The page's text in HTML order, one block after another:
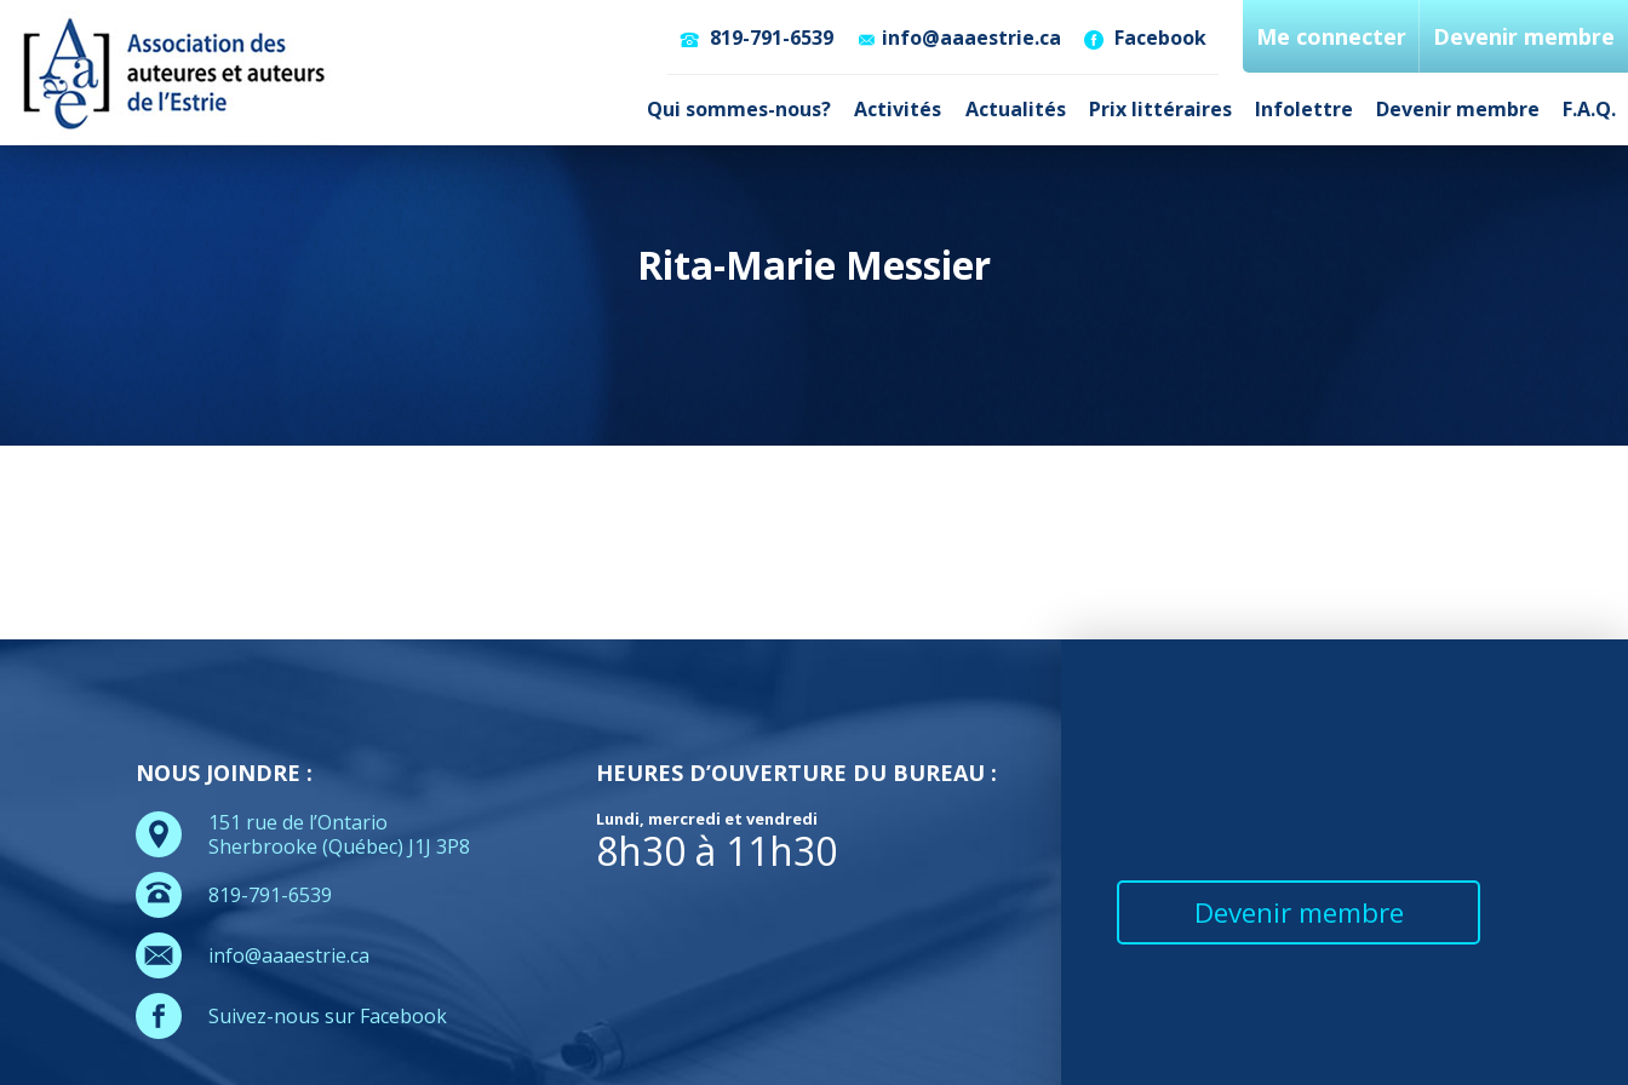
Qui sommes-nous? Activités Actualités Prix littéraires Infolettre Devenir membre F.A.Q.
819-791-6539 info@aaaestrie.ca Facebook Me connecter Devenir membre
Rita-Marie Messier
NOUS JOINDRE :
151 rue de l’Ontario
Sherbrooke (Québec) J1J 3P8
819-791-6539
info@aaaestrie.ca
Suivez-nous sur Facebook
HEURES D’OUVERTURE DU BUREAU :
Lundi, mercredi et vendredi
8h30 à 11h30
Devenir membre